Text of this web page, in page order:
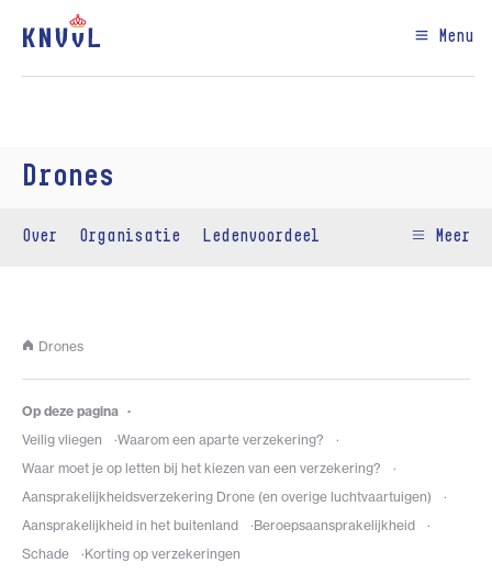
Menu
Drones
Over Organisatie Ledenvoordeel Meer
Drones
Op deze pagina
Veilig vliegen
Waarom een aparte verzekering?
Waar moet je op letten bij het kiezen van een verzekering?
Aansprakelijkheidsverzekering Drone (en overige luchtvaartuigen)
Aansprakelijkheid in het buitenland
Beroepsaansprakelijkheid
Schade
Korting op verzekeringen